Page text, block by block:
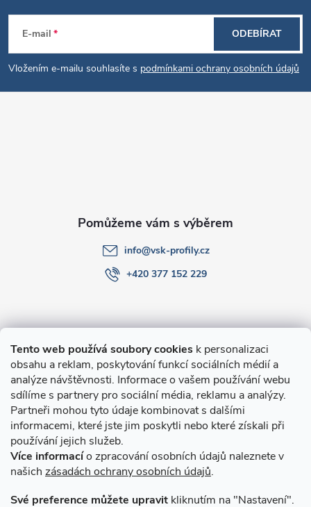
Tento web používá soubory cookies k personalizaci
obsahu a reklam, poskytování funkcí sociálních médií a
analýze návštěvnosti. Informace o vašem používání webu
sdílíme s partnery pro sociální média, reklamu a analýzy.
Partneři mohou tyto údaje kombinovat s dalšími
informacemi, které jste jim poskytli nebo které získali při
používání jejich služeb.
Více informacío zpracování osobních údajů naleznete v
našich zásadách ochrany osobních údajů.
Své preference můžete upravit kliknutím na "Nastavení".
Z
á
p
E-mail
Vložením e-mailu souhlasíte s podmínkami ochrany osobních údajů
ODEBÍRAT
O nákupu
Novinky v programu Alusic
Archiv
info@vsk-profily.cz
+420 377 152 229